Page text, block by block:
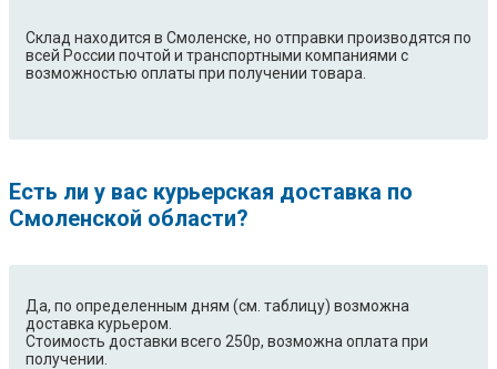
Склад находится в Смоленске, но отправки производятся по
всей России почтой и транспортными компаниями с
возможностью оплаты при получении товара.
Есть ли у вас курьерская доставка по
Смоленской области?
Да, по определенным дням (см. таблицу) возможна
доставка курьером.
Стоимость доставки всего 250р, возможна оплата при
получении.